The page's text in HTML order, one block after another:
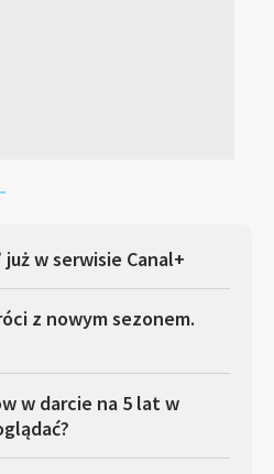
w serwisie Canal+
z nowym sezonem.
w darcie na 5 lat w